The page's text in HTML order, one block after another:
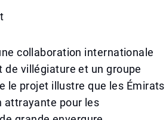
collaboration internationale
villégiature et un groupe
le projet illustre que les Émirats
attrayante pour les